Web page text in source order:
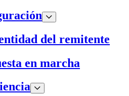
del remitente
en marcha